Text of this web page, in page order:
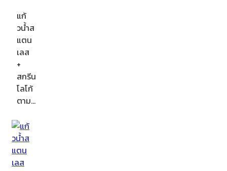
แก้
วน้ำส
แตน
เลส
+
สกรีน
โลโก้
ตาม…